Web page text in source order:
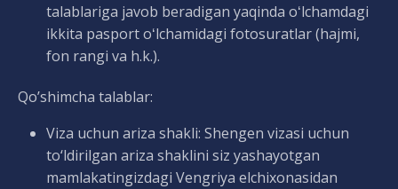
talablariga javob beradigan yaqinda oʻlchamdagi
ikkita pasport oʻlchamidagi fotosuratlar (hajmi,
fon rangi va h.k.).
Qo’shimcha talablar:
Viza uchun ariza shakli: Shengen vizasi uchun
to‘ldirilgan ariza shaklini siz yashayotgan
mamlakatingizdagi Vengriya elchixonasidan